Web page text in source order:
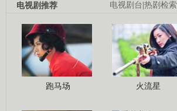
电视剧台 热剧检索
电视剧推荐
跑马场 火流星